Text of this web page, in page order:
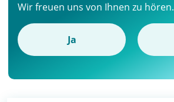
Wir freuen uns von Ihnen zu hören.
Ja